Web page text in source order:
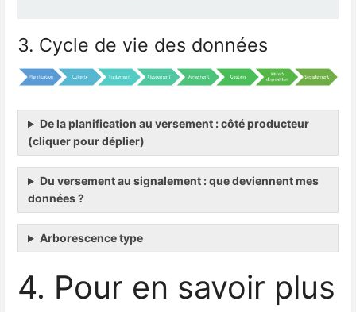
3. Cycle de vie des données
De la planification au versement : côté producteur
(cliquer pour déplier)
Du versement au signalement : que deviennent mes
données ?
Arborescence type
4. Pour en savoir plus